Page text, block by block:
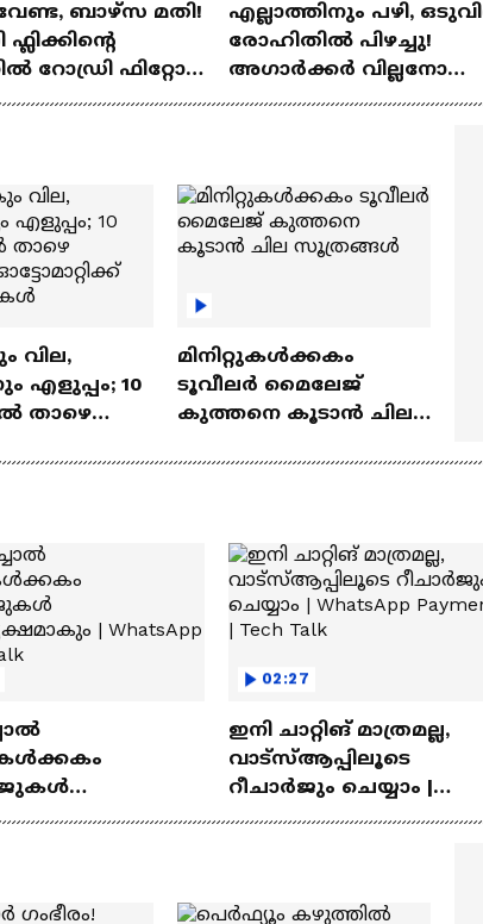
ബാഴ്‌സ മതി!
റോഡ്രി ഫിറ്റോ?
Barcelona
എല്ലാത്തിനും പഴി,
രോഹിതില്‍ പിഴച്ചു!
അഗാര്‍ക്കർ വില്ലനോ
അതോ
വില,
എളുപ്പം; 10
താഴെ
മിനിറ്റുകൾക്കകം
ടൂവീലർ മൈലേജ്
കുത്തനെ കൂടാൻ ചില
02:27
ഇനി ചാറ്റിങ് മാത്രമല്ല,
വാട്‌സ്‌ആപ്പിലൂടെ
റീചാർജും ചെയ്യാം |